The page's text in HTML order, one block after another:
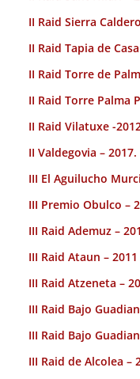
II Raid Sierra
II Raid Tapia de
II Raid Torre de
II Raid Torre Palma
II Raid Vilatuxe -
II Valdegovia – 2017.
III El Aguilucho
III Premio Obulco –
III Raid Ademuz –
III Raid Ataun – 2011
III Raid Atzeneta –
III Raid Bajo
III Raid Bajo
III Raid de Alcolea –